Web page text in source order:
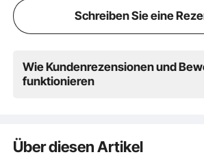
in der mitgelieferten Tragetasche
für den Transport
Schreiben Sie eine
Wie Kundenrezensionen und
funktionieren
Über diesen Artikel